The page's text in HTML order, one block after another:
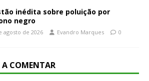
inédita sobre poluição por
negro
agosto de 2026 Evandro Marques 0
A COMENTAR